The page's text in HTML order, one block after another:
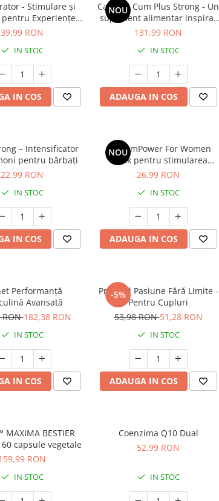
- Stimulare și
Experiențe
Intime
39,99 RON
IN STOC
IN COS
NOU
Capsule Cum Plus Strong - Un
supliment alimentar inspirat
din nevoile bărbaților
131,99 RON
IN STOC
ADAUGA IN COS
– Intensificator
pentru bărbați
22,99 RON
IN STOC
IN COS
NOU
OrgasmPower For Women
Drink pentru stimularea
excitație
26,99 RON
IN STOC
ADAUGA IN COS
Performanță
Avansată
RON182,38 RON
IN STOC
IN COS
-5%
Protocol Pasiune Fără Limite -
Pentru Cupluri
53,98 RON51,28 RON
IN STOC
ADAUGA IN COS
MAXIMA BESTIER
capsule vegetale
RON
IN STOC
Coenzima Q10 Dual
52,99 RON
IN STOC